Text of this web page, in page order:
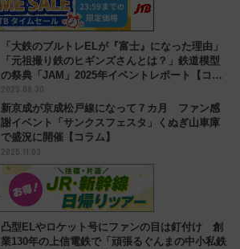
「大鉄のブルトレELが『富士』になった理由」
「元祖撮り鉄のヒギンズさんとは？」鉄道模型
の祭典「JAM」2025年イベントレポート【コラ
ム】
2025.08.30
新京成が京成松戸線になって７カ月 ファン感
謝イベント「サンクスフェスタ」くぬぎ山車庫
で盛況に開催【コラム】
2025.11.03
凸型ELやロケット号にファンの目は釘付け 創
業130年の上信電鉄で「頑張るぐんまの中小私鉄